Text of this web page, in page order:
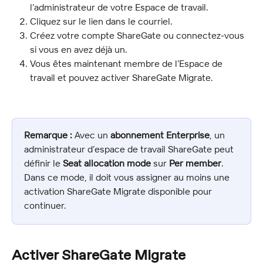
l’administrateur de votre Espace de travail.
Cliquez sur le lien dans le courriel.
Créez votre compte ShareGate ou connectez-vous
si vous en avez déjà un.
Vous êtes maintenant membre de l’Espace de
travail et pouvez activer ShareGate Migrate.
Remarque : Avec un abonnement Enterprise , un
administrateur d’espace de travail ShareGate peut
définir le Seat allocation mode sur Per member.
Dans ce mode, il doit vous assigner au moins une
activation ShareGate Migrate disponible pour
continuer.
Activer ShareGate Migrate